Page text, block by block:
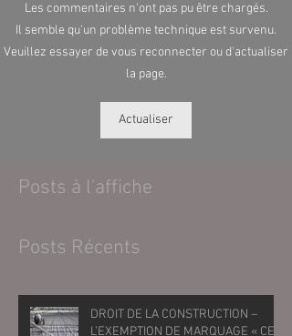
Les commentaires n'ont pas pu être chargés.
Il semble qu'un problème technique est survenu.
Veuillez essayer de vous reconnecter ou d'actualiser
la page.
Actualiser
Posts à l'affiche
Posts Récents
DROIT DE LA CONSTRUCTION –
L’EXEMPTION DE MARQUAGE « CE »